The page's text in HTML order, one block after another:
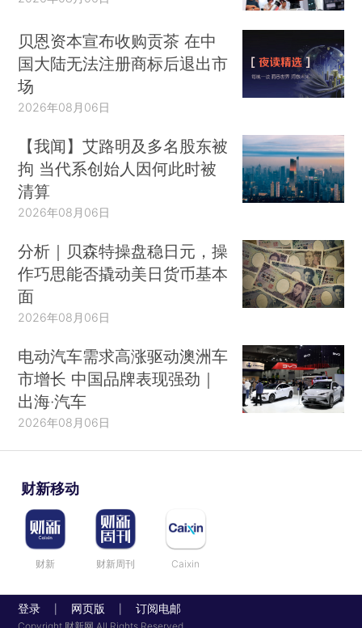
贝恩资本宣布收购贡茶 在中
国大陆无法注册商标后退出市
场
2026年08月06日
【我闻】艾路明及多名股东被
拘 当代系创始人因何此时被
清算
2026年08月06日
分析｜贝森特操盘稳日元，操
作巧思能否撬动美日货币基本
面
2026年08月06日
电动汽车需求高涨驱动澳洲车
市增长 中国品牌表现强劲｜
出海·汽车
2026年08月06日
财新移动
财新 财新周刊 Caixin
登录 网页版 订阅电邮